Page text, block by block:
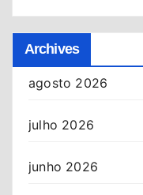
Archives
agosto 2026
julho 2026
junho 2026